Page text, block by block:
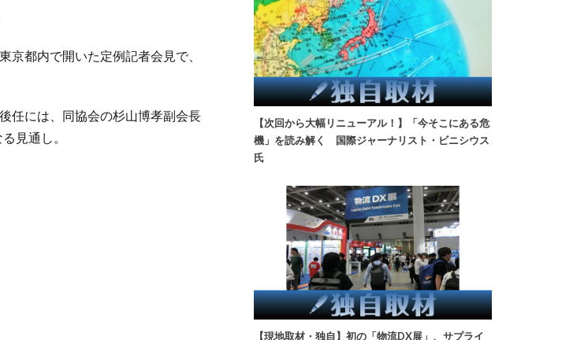
都内で開いた定例記者会見で、
任には、同協会の杉山博孝副会長
見通し。
【次回から大幅リニューアル！】「今そこにある危
機」を読み解く 国際ジャーナリスト・ビニシウス
氏
【現地取材・独自】初の「物流DX展」、サプライ